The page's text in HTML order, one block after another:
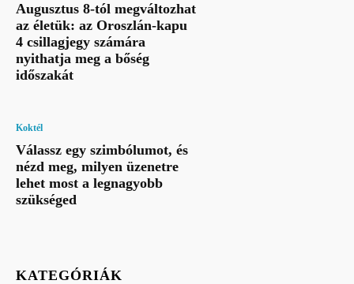
Augusztus 8-tól megváltozhat
az életük: az Oroszlán-kapu
4 csillagjegy számára
nyithatja meg a bőség
időszakát
Koktél
Válassz egy szimbólumot, és
nézd meg, milyen üzenetre
lehet most a legnagyobb
szükséged
KATEGÓRIÁK